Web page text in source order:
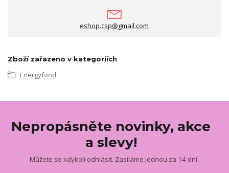
eshop.csp@gmail.com
Zboží zařazeno v kategoriích
Energyfood
Nepropásněte novinky, akce
a slevy!
Můžete se kdykoli odhlásit. Zasíláme jednou za 14 dní.